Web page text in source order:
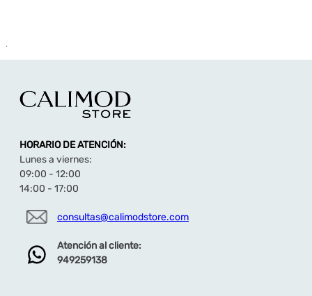
.
HORARIO DE ATENCIÓN:
Lunes a viernes:
09:00 - 12:00
14:00 - 17:00
consultas@calimodstore.com
Atención al cliente:
949259138